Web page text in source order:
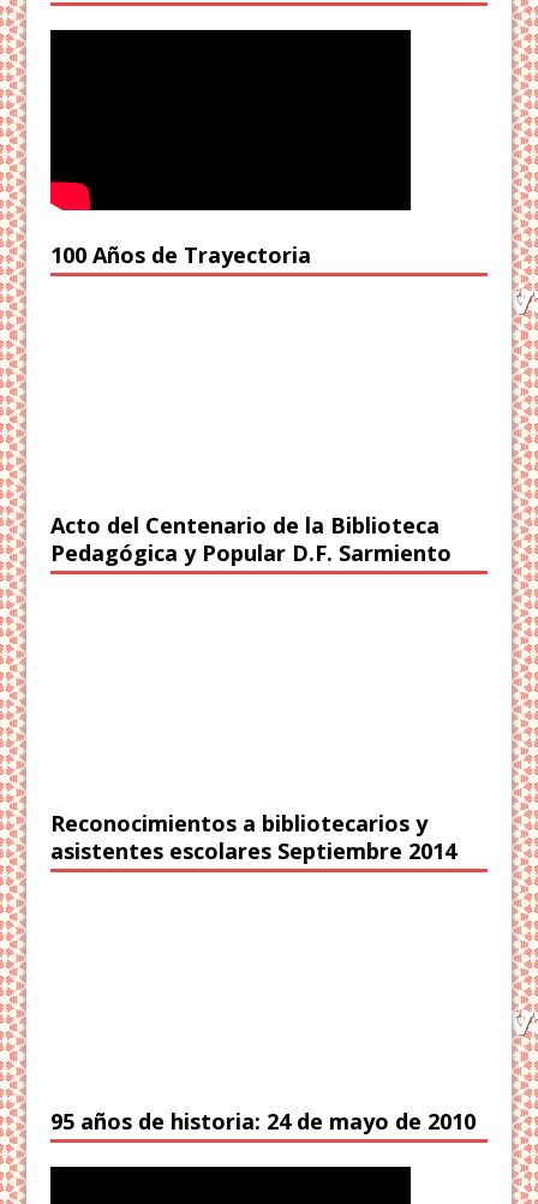
100 Años de Trayectoria
Acto del Centenario de la Biblioteca
Pedagógica y Popular D.F. Sarmiento
Reconocimientos a bibliotecarios y
asistentes escolares Septiembre 2014
95 años de historia: 24 de mayo de 2010